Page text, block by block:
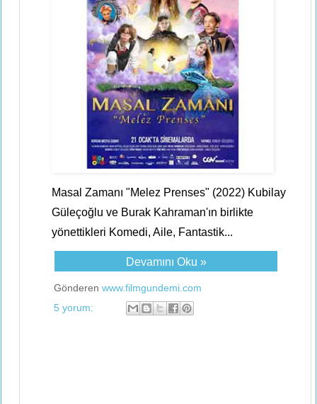
Masal Zamanı "Melez Prenses" (2022) Kubilay
Güleçoğlu ve Burak Kahraman'ın birlikte
yönettikleri Komedi, Aile, Fantastik...
Devamını Oku »
Gönderen www.filmgundemi.com
5 yorum: